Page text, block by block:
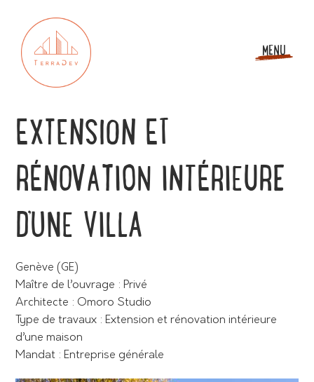
MENU
EXTENSION ET
RÉNOVATION INTÉRIEURE
D’UNE VILLA
Genève (GE)
Maître de l’ouvrage : Privé
Architecte : Omoro Studio
Type de travaux : Extension et rénovation intérieure
d’une maison
Mandat : Entreprise générale